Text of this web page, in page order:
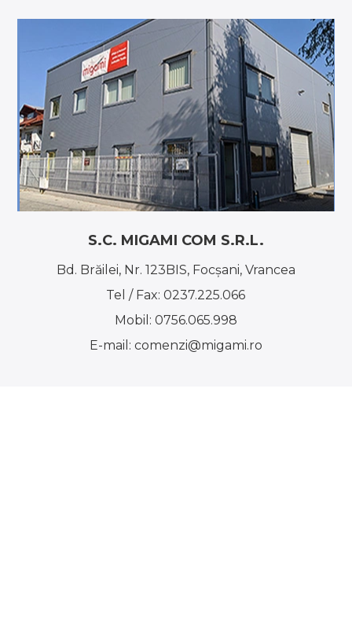
S.C. MIGAMI COM S.R.L.
Bd. Brăilei, Nr. 123BIS, Focşani, Vrancea
Tel / Fax:0237.225.066
Mobil: 0756.065.998
E-mail: comenzi@migami.ro